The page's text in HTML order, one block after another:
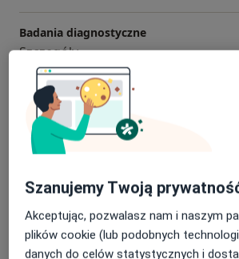
Badania diagnostyczne
Szczegóły
Chirurgiczne zaopatrzenie rany
Darmowa usługa Szczegóły
Kwalifikacja do operacji
Darmowa usługa Szczegóły
Usuwanie zmian skórnych
Darmowa usługa Szczegóły
Szanujemy Twoją
Akceptując, pozwalasz nam i naszym
plików cookie (lub podobnych
danych do celów statystycznych i